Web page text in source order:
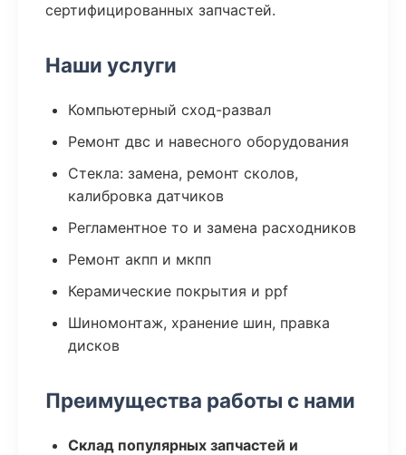
сертифицированных запчастей.
Наши услуги
Компьютерный сход-развал
Ремонт двс и навесного оборудования
Стекла: замена, ремонт сколов,
калибровка датчиков
Регламентное то и замена расходников
Ремонт акпп и мкпп
Керамические покрытия и ppf
Шиномонтаж, хранение шин, правка
дисков
Преимущества работы с нами
Склад популярных запчастей и